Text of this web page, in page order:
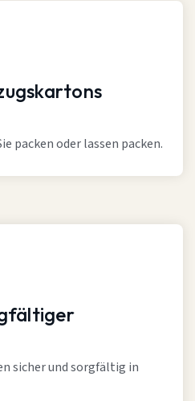
packen oder lassen packen.
sicher und sorgfältig in